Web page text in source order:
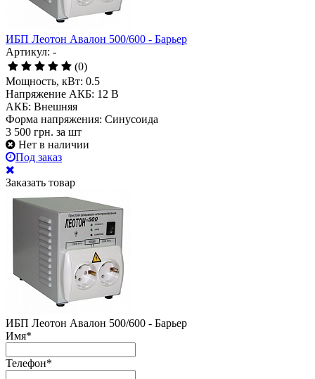
ИБП Леотон Авалон 500/600 - Барьер
Артикул: -
(0)
Мощность, кВт: 0.5
Напряжение АКБ: 12 В
АКБ: Внешняя
Форма напряжения: Синусоида
3 500 грн. за шт
Нет в наличии
Под заказ
Заказать товар
ИБП Леотон Авалон 500/600 - Барьер
Имя*
Телефон*